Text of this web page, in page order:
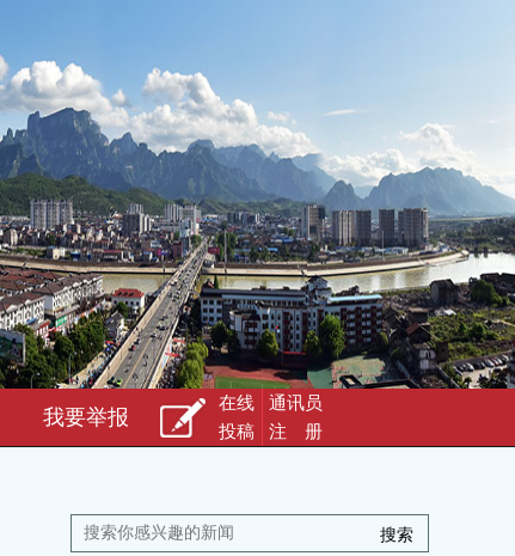
我要举报
在线
投稿
通讯员
注 册